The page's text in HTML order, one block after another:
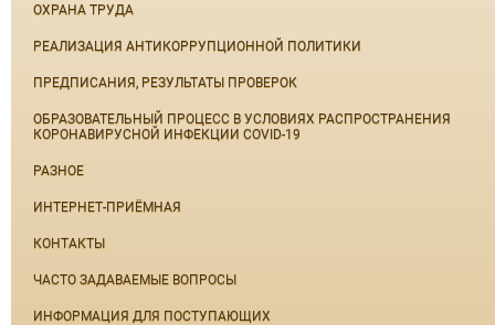
ОХРАНА ТРУДА
РЕАЛИЗАЦИЯ АНТИКОРРУПЦИОННОЙ ПОЛИТИКИ
ПРЕДПИСАНИЯ, РЕЗУЛЬТАТЫ ПРОВЕРОК
ОБРАЗОВАТЕЛЬНЫЙ ПРОЦЕСС В УСЛОВИЯХ РАСПРОСТРАНЕНИЯ
КОРОНАВИРУСНОЙ ИНФЕКЦИИ COVID-19
РАЗНОЕ
ИНТЕРНЕТ-ПРИЁМНАЯ
КОНТАКТЫ
ЧАСТО ЗАДАВАЕМЫЕ ВОПРОСЫ
ИНФОРМАЦИЯ ДЛЯ ПОСТУПАЮЩИХ